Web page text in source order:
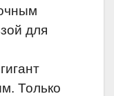
для
Только